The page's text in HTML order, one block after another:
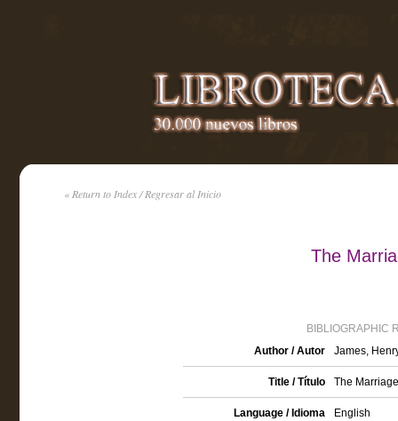
« Return to Index / Regresar al Inicio
The
BIBLIOGRAPHIC
Author / Autor
James,
Title / Título The
Language / Idioma English